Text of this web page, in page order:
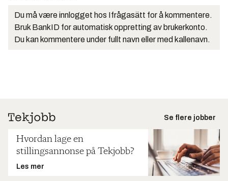
Du må være innlogget hos Ifrågasätt for å kommentere.
Bruk BankID for automatisk oppretting av brukerkonto.
Du kan kommentere under fullt navn eller med kallenavn.
Se flere jobber
Hvordan lage en
stillingsannonse på Tekjobb?
Les mer